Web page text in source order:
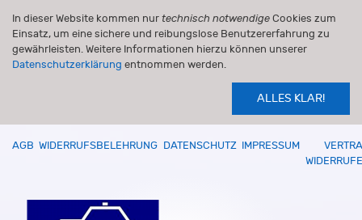
In dieser Website kommen nur technisch notwendige Cookies zum
Einsatz, um eine sichere und reibungslose Benutzererfahrung zu
gewährleisten. Weitere Informationen hierzu können unserer
Datenschutzerklärung entnommen werden.
ALLES KLAR!
AGB WIDERRUFSBELEHRUNG DATENSCHUTZ IMPRESSUM